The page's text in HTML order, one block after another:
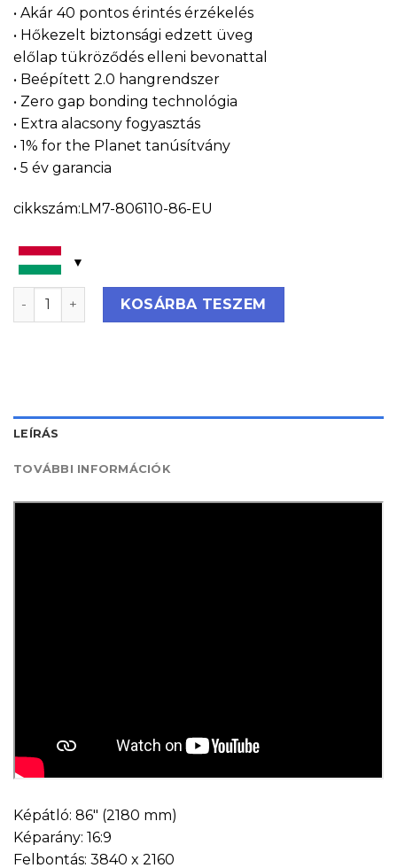
• Akár 40 pontos érintés érzékelés
• Hőkezelt biztonsági edzett üveg
előlap tükröződés elleni bevonattal
• Beépített 2.0 hangrendszer
• Zero gap bonding technológia
• Extra alacsony fogyasztás
• 1% for the Planet tanúsítvány
• 5 év garancia
cikkszám:LM7-806110-86-EU
Legamaster EXPLORE 2 interaktív érinőkijelző 86"
KOSÁRBA TESZEM
LEÍRÁS
TOVÁBBI INFORMÁCIÓK
Képátló: 86″ (2180 mm)
Képarány: 16:9
Felbontás: 3840 x 2160